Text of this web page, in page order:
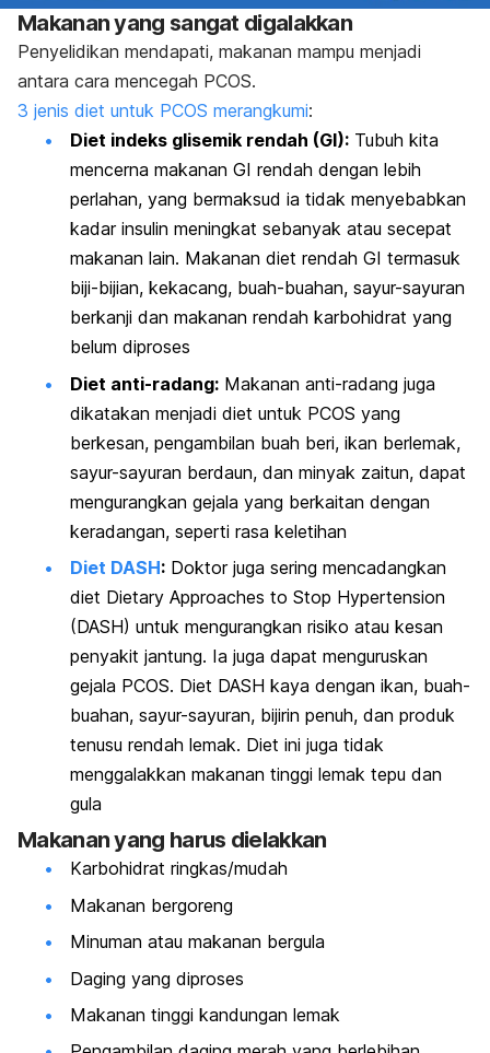
Makanan yang sangat digalakkan
Penyelidikan mendapati, makanan mampu menjadi
antara cara mencegah PCOS.
3 jenis diet untuk PCOS merangkumi:
Diet indeks glisemik rendah (GI): Tubuh kita
mencerna makanan GI rendah dengan lebih
perlahan, yang bermaksud ia tidak menyebabkan
kadar insulin meningkat sebanyak atau secepat
makanan lain. Makanan diet rendah GI termasuk
biji-bijian, kekacang, buah-buahan, sayur-sayuran
berkanji dan makanan rendah karbohidrat yang
belum diproses
Diet anti-radang: Makanan anti-radang juga
dikatakan menjadi diet untuk PCOS yang
berkesan, pengambilan buah beri, ikan berlemak,
sayur-sayuran berdaun, dan minyak zaitun, dapat
mengurangkan gejala yang berkaitan dengan
keradangan, seperti rasa keletihan
Diet DASH: Doktor juga sering mencadangkan
diet Dietary Approaches to Stop Hypertension
(DASH) untuk mengurangkan risiko atau kesan
penyakit jantung. Ia juga dapat menguruskan
gejala PCOS. Diet DASH kaya dengan ikan, buah-
buahan, sayur-sayuran, bijirin penuh, dan produk
tenusu rendah lemak. Diet ini juga tidak
menggalakkan makanan tinggi lemak tepu dan
gula
Makanan yang harus dielakkan
Karbohidrat ringkas/mudah
Makanan bergoreng
Minuman atau makanan bergula
Daging yang diproses
Makanan tinggi kandungan lemak